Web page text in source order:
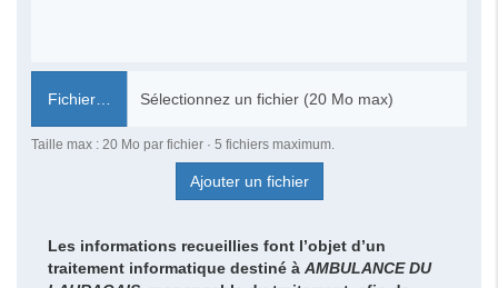
Fichier…
Taille max : 20 Mo par fichier · 5 fichiers maximum.
Ajouter un fichier
Les informations recueillies font l’objet d’un
traitement informatique destiné àAMBULANCE DU